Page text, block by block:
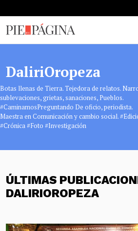
DaliriOropeza
Botas llenas de Tierra. Tejedora de relatos.
sublevaciones, grietas, sanaciones, Pueblos.
#CaminamosPreguntando De oficio, periodista.
Maestra en Comunicación y cambio social.
#Crónica #Foto #Investigación
ÚLTIMAS
DALIRIOROPEZA